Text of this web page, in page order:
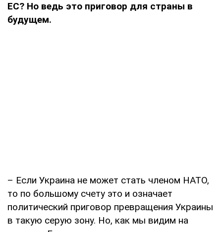
ЕС? Но ведь это приговор для страны в
будущем.
– Если Украина не может стать членом НАТО,
то по большому счету это и означает
политический приговор превращения Украины
в такую серую зону. Но, как мы видим на